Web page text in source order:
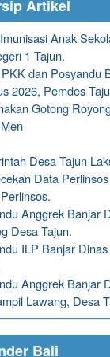
Artikel
Anak
1 Tajun.
dan Posyandu
2026, Pemdes
Gotong
Desa Tajun
Data
Anggrek Banjar
Desa Tajun.
ILP Banjar
Anggrek Banjar
Lawang, Desa
Bali